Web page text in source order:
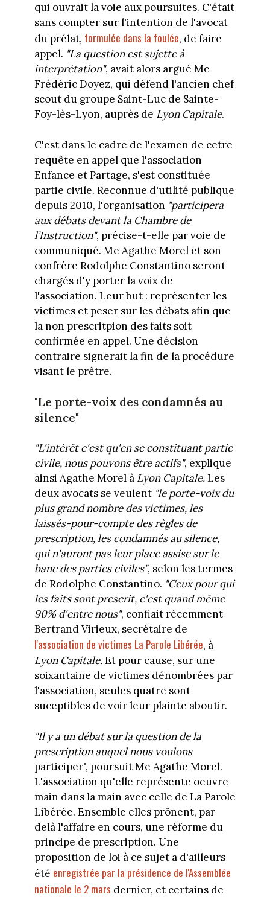
qui ouvrait la voie aux poursuites. C'était
sans compter sur l'intention de l'avocat
du prélat, formulée dans la foulée, de faire
appel. "La question est sujette à
interprétation", avait alors argué Me
Frédéric Doyez, qui défend l'ancien chef
scout du groupe Saint-Luc de Sainte-
Foy-lès-Lyon, auprès de Lyon Capitale.
C'est dans le cadre de l'examen de cetre
requête en appel que l'association
Enfance et Partage, s'est constituée
partie civile. Reconnue d'utilité publique
depuis 2010, l'organisation "participera
aux débats devant la Chambre de
l’Instruction", précise-t-elle par voie de
communiqué. Me Agathe Morel et son
confrère Rodolphe Constantino seront
chargés d'y porter la voix de
l'association. Leur but : représenter les
victimes et peser sur les débats afin que
la non prescritpion des faits soit
confirmée en appel. Une décision
contraire signerait la fin de la procédure
visant le prêtre.
"Le porte-voix des condamnés au
silence"
"L'intérêt c'est qu'en se constituant partie
civile, nous pouvons être actifs", explique
ainsi Agathe Morel à Lyon Capitale.Les
deux avocats se veulent "le porte-voix du
plus grand nombre des victimes, les
laissés-pour-compte des règles de
prescription, les condamnés au silence,
qui n'auront pas leur place assise sur le
banc des parties civiles", selon les termes
de Rodolphe Constantino. "Ceux pour qui
les faits sont prescrit, c'est quand même
90% d'entre nous", confiait récemment
Bertrand Virieux, secrétaire de
l'association de victimes La Parole Libérée, à
Lyon Capitale.Et pour cause, sur une
soixantaine de victimes dénombrées par
l'association, seules quatre sont
suceptibles de voir leur plainte aboutir.
"Il y a un débat sur la question de la
prescription auquel nous voulons
participer", poursuit Me Agathe Morel.
L'association qu'elle représente oeuvre
main dans la main avec celle de La Parole
Libérée. Ensemble elles prônent, par
delà l'affaire en cours, une réforme du
principe de prescription. Une
proposition de loi à ce sujet a d'ailleurs
été enregistrée par la présidence de l'Assemblée
nationale le 2 mars dernier, et certains de